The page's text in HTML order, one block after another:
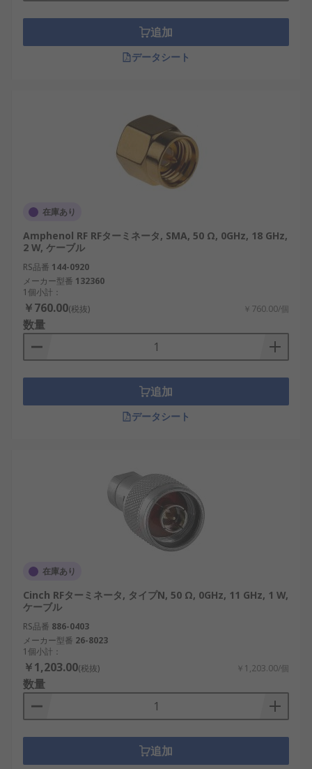
高出力回路に使用する場合、定格電力を超え
ると破損の恐れがあります。
RFターミネータを選定する際は、使用環境と回路特
性を十分に考慮することが重要です。以下に選定時
のポイントをまとめます。
：接続する機器のポート形状に合
インターフェースタイプ
TNC、同軸など、接続方式を確認します。
接続方向
など、設置スペースに応じて選びます。
インピーダンス
流。測定システムでは整合精度が重要です。
取付タイプ：パネルマウント、スナップイ
ン、ケーブル直結型など、装置構造に適した
RFターミネータの用途
では特に、IoT通信や産業ロボットなど、信号の正
確性が求められる用途での採用が進んでいます。
：未使用ポートの終端や信号調整に
使用。例：基地局、無線制御装置。
：ネットワークアナライザやス
ペクトラムアナライザで使用され、正確な測
定を支援。
再生可能エネルギー
信制御システムでノイズを低減。
AI・IoT機器
したデータ伝送を実現。
交通・物流分野：鉄道信号装置や自動搬送ラ
インのRF制御に利用されます。
RFターミネータメーカー
追加
データシート
在庫あり
Amphenol RF RFターミネータ, SMA, 50 Ω, 0GHz, 18 GHz,
2 W, ケーブル
RS品番 144-0920
メーカー型番 132360
1個小計：
￥760.00(税抜) ￥760.00/個
数量
追加
データシート
在庫あり
Cinch RFターミネータ, タイプN, 50 Ω, 0GHz, 11 GHz, 1 W,
ケーブル
RS品番 886-0403
メーカー型番 26-8023
1個小計：
￥1,203.00(税抜) ￥1,203.00/個
数量
追加